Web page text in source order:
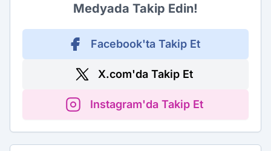
Medyada Takip Edin!
Facebook'ta Takip Et
X.com'da Takip Et
Instagram'da Takip Et